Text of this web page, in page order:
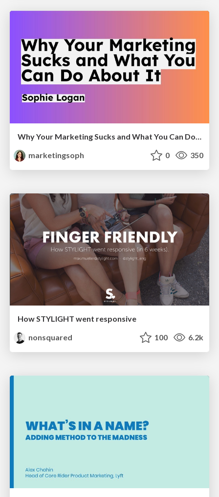
marketingsoph
0 350
How STYLIGHT went responsive
nonsquared
100 6.2k